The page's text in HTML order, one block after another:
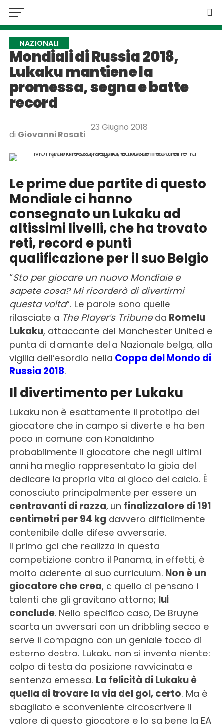
NAZIONALI
Mondiali di Russia 2018,
Lukaku mantiene la
promessa, segna e batte
record
di Giovanni Rosati
23 Giugno 2018
Le prime due partite di questo
Mondiale ci hanno
consegnato un Lukaku ad
altissimi livelli, che ha trovato
reti, record e punti
qualificazione per il suo Belgio
“Sto per giocare un nuovo Mondiale e
sapete cosa? Mi ricorderò di divertirmi
questa volta“. Le parole sono quelle
rilasciate a The Player’s Tribuneda Romelu
Lukaku, attaccante del Manchester United e
punta di diamante della Nazionale belga, alla
vigilia dell’esordio nella Coppa del Mondo di
Russia 2018.
Il divertimento per Lukaku
Lukaku non è esattamente il prototipo del
giocatore che in campo si diverte e ha ben
poco in comune con Ronaldinho
probabilmente il giocatore che negli ultimi
anni ha meglio rappresentato la gioia del
dedicare la propria vita al gioco del calcio. È
conosciuto principalmente per essere un
centravanti di razza, un finalizzatore di 191
centimetri per 94 kg davvero difficilmente
contenibile dalle difese avversarie.
Il primo gol che realizza in questa
competizione contro il Panama, in effetti, è
molto aderente al suo curriculum. Non è un
giocatore che crea, a quello ci pensano i
talenti che gli gravitano attorno; lui
conclude. Nello specifico caso, De Bruyne
scarta un avversari con un dribbling secco e
serve il compagno con un geniale tocco di
esterno destro. Lukaku non si inventa niente:
colpo di testa da posizione ravvicinata e
sentenza emessa. La felicità di Lukaku è
quella di trovare la via del gol, certo. Ma è
sbagliato e sconveniente circoscrivere il
valore di questo giocatore e lo sa bene la EA